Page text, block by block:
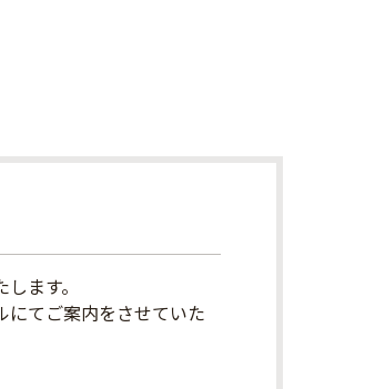
ます。
にてご案内をさせていた